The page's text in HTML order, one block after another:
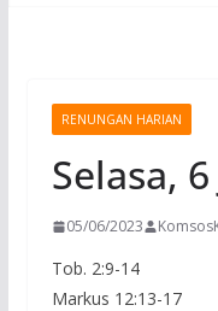
RENUNGAN HARIAN
Selasa,
05/06/2023
Tob. 2:9-14
Markus 12:13-17